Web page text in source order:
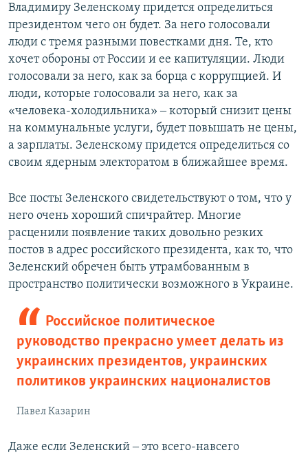
Владимиру Зеленскому придется определиться
президентом чего он будет. За него голосовали
люди с тремя разными повестками дня. Те, кто
хочет обороны от России и ее капитуляции. Люди
голосовали за него, как за борца с коррупцией. И
люди, которые голосовали за него, как за
«человека-холодильника» ‒ который снизит цены
на коммунальные услуги, будет повышать не цены,
а зарплаты. Зеленскому придется определиться со
своим ядерным электоратом в ближайшее время.
Все посты Зеленского свидетельствуют о том, что у
него очень хороший спичрайтер. Многие
расценили появление таких довольно резких
постов в адрес российского президента, как то, что
Зеленский обречен быть утрамбованным в
пространство политически возможного в Украине.
Российское политическое
руководство прекрасно умеет делать из
украинских президентов, украинских
политиков украинских националистов
Павел Казарин
Даже если Зеленский ‒ это всего-навсего